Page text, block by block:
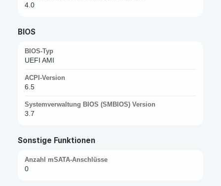
4.0
BIOS
BIOS-Typ
UEFI AMI
ACPI-Version
6.5
Systemverwaltung BIOS (SMBIOS) Version
3.7
Sonstige Funktionen
Anzahl mSATA-Anschlüsse
0